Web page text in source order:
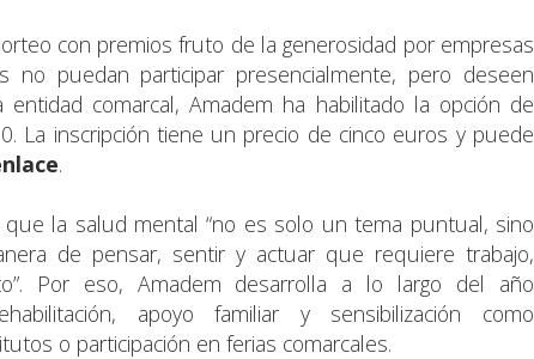
con premios fruto de la generosidad por empresas
no puedan participar presencialmente, pero deseen
comarcal, Amadem ha habilitado la opción de
La inscripción tiene un precio de cinco euros y puede
.
la salud mental “no es solo un tema puntual, sino
de pensar, sentir y actuar que requiere trabajo,
Por eso, Amadem desarrolla a lo largo del año
apoyo familiar y sensibilización como
o participación en ferias comarcales.